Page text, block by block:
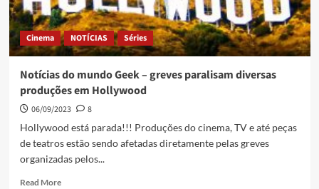
Cinema NOTÍCIAS Séries
Notícias do mundo Geek – greves paralisam diversas
produções em Hollywood
06/09/2023
8
Hollywood está parada!!! Produções do cinema, TV e até peças
de teatros estão sendo afetadas diretamente pelas greves
organizadas pelos...
Read More